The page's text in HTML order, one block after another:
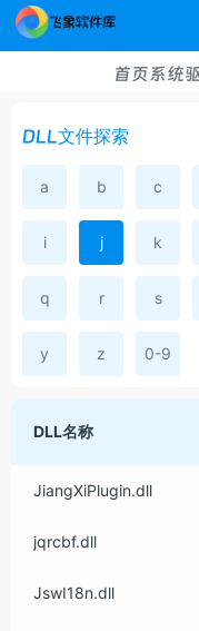
首页系统
DLL文件探索
a b c
i j k
q r s
y z 0-9
DLL名称
JiangXiPlugin.dll
jqrcbf.dll
JswI18n.dll